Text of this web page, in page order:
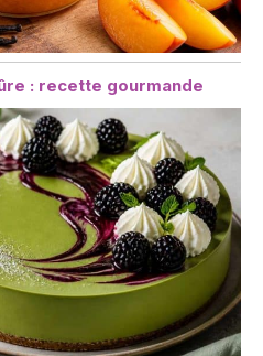
: recette gourmande